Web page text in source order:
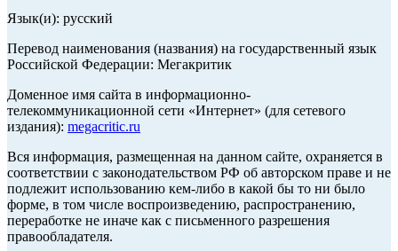
Язык(и): русский
Перевод наименования (названия) на государственный язык
Российской Федерации: Мегакритик
Доменное имя сайта в информационно-
телекоммуникационной сети «Интернет» (для сетевого
издания): megacritic.ru
Вся информация, размещенная на данном сайте, охраняется в
соответствии с законодательством РФ об авторском праве и не
подлежит использованию кем-либо в какой бы то ни было
форме, в том числе воспроизведению, распространению,
переработке не иначе как с письменного разрешения
правообладателя.